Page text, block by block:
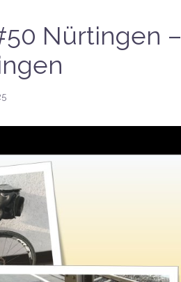
Nürtingen –